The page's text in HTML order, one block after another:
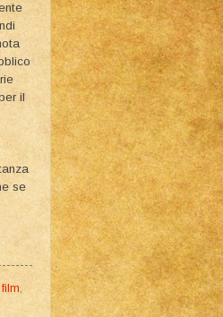
il
se
film,